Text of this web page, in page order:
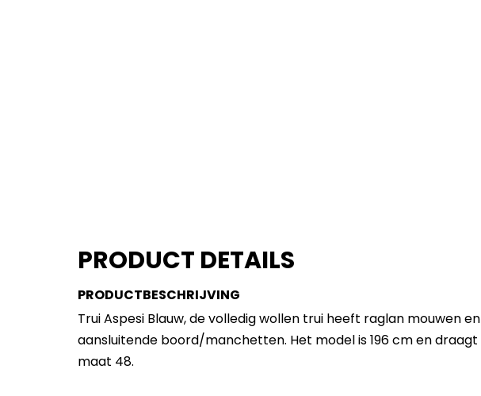
PRODUCT DETAILS
PRODUCTBESCHRIJVING
Trui Aspesi Blauw, de volledig wollen trui heeft raglan mouwen en
aansluitende boord/manchetten. Het model is 196 cm en draagt
maat 48.